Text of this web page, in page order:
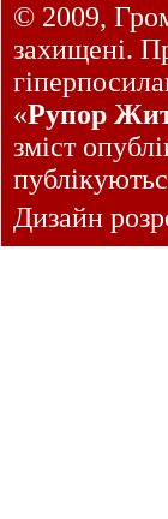
© 2009,
захищені.
«Рупор
зміст
Дизайн